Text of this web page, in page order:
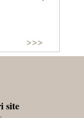
>>>
site